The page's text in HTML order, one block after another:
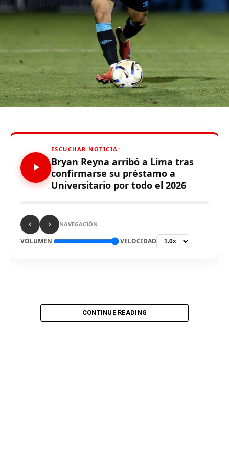
tiempo qu
hizo”,enfatizó el técnico.
De otro lado, se reportó que supuestos hinchas de
Sporting Cristal realizaron pintas y ciertos daños en los
alrededores del Estadio Alejandro Villanueva – Matute,
durante el partido ante Carabobo por Copa Libertadores
2026. Con este panorama, se abre la posibilidad de que
Alianza Lima no preste nuevamente el recinto deportivo
a los celestes, por lo que se abre una nueva posibilidad
Comparte esto:
ESCUCHAR NOTICIA:
Bryan Reyna arribó a Lima tras
confirmarse su préstamo a
Universitario por todo el 2026
NAVEGACIÓN
VOLUMEN VELOCIDAD
CONTINUE READING